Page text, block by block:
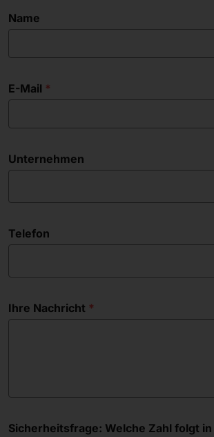
Name
E-Mail
Unternehmen
Telefon
Ihre Nachricht
Sicherheitsfrage: Welche Zahl folgt